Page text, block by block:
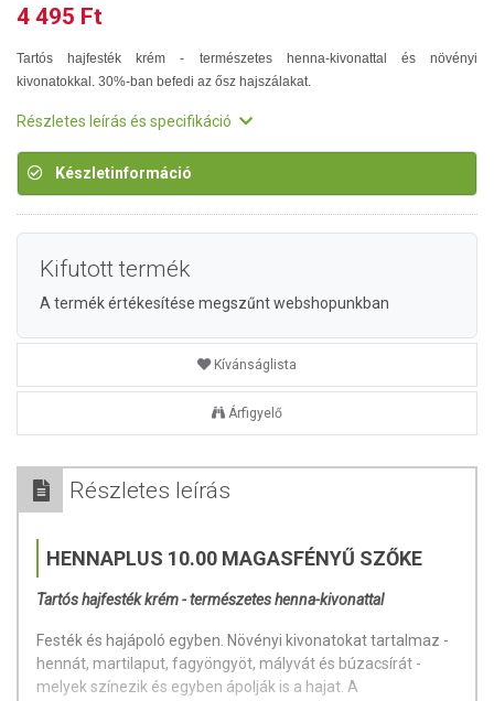
4 495 Ft
Tartós hajfesték krém - természetes henna-kivonattal és növényi
kivonatokkal. 30%-ban befedi az ősz hajszálakat.
Részletes leírás és specifikáció
Készletinformáció
Kifutott termék
A termék értékesítése megszűnt webshopunkban
Kívánságlista
Árfigyelő
Részletes leírás
HENNAPLUS 10.00 MAGASFÉNYŰ SZŐKE
Tartós hajfesték krém - természetes henna-kivonattal
Festék és hajápoló egyben. Növényi kivonatokat tartalmaz -
hennát, martilaput, fagyöngyöt, mályvát és búzacsírát -
melyek színezik és egyben ápolják is a hajat. A